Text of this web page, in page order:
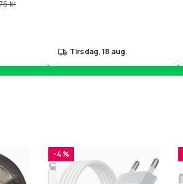
76 kr
tirsdag, 18 aug.
-4 %